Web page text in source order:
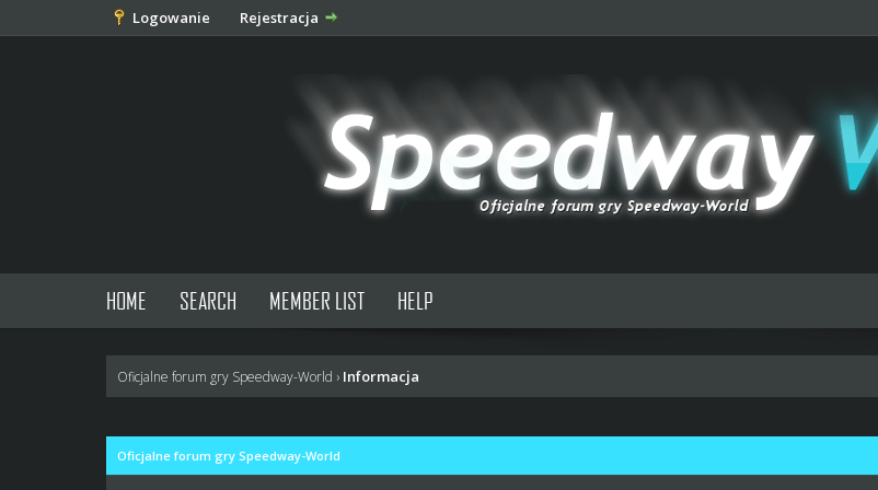
Logowanie Rejestracja
HOME SEARCH MEMBER LIST HELP
Oficjalne forum gry Speedway-World › Informacja
Oficjalne forum gry Speedway-World